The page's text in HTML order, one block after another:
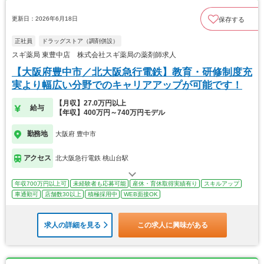
更新日：2026年6月18日 保存する
正社員 ドラッグストア（調剤併設）
スギ薬局 東豊中店 株式会社スギ薬局の薬剤師求人
【大阪府豊中市／北大阪急行電鉄】教育・研修制度充
実より幅広い分野でのキャリアアップが可能です！
給与
【月収】27.0万円以上
【年収】400万円～740万円モデル
勤務地 大阪府 豊中市
アクセス 北大阪急行電鉄 桃山台駅
年収700万円以上可 未経験者も応募可能 産休・育休取得実績有り
スキルアップ
車通勤可
店舗数30以上 積極採用中 WEB面接OK
求人の詳細を見る この求人に興味がある